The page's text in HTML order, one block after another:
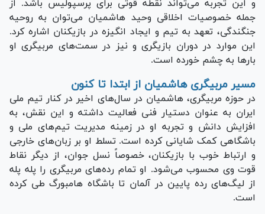
و این تجربه می‌تواند نقطه قوتی برای پرسپولیس باشد. از
جمله خصوصیات اخلاقی وحید هاشمیان می‌توان به روحیه
جنگندگی، تعهد به تیم و ایجاد انگیزه در بازیکنان اشاره کرد.
این موارد در دوران بازیگری و نیز در سمت‌های مربیگری او
بار‌ها به چشم خورده است.
مسیر مربیگری هاشمیان از ابتدا تا کنون
در حوزه مربیگری، هاشمیان در سال‌های اخیر در کنار تیم ملی
ایران به عنوان دستیار فنی فعالیت داشته و این نقش، به
افزایش دانش و تجربه او در زمینه مدیریت تیم‌های ملی و
باشگاهی کمک شایانی کرده است. تسلط او بر زبان‌های خارجی
و ارتباط خوب با بازیکنان، خصوصاً نسل جوان، از دیگر نقاط
قوت وی محسوب می‌شود. او تمام رده‌های مربیگری را پله پله
از لیگ‌های رده پایین در آلمان تا باشگاه هامبورگ طی کرده
است.